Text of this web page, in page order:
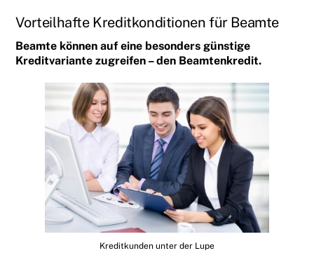
Vorteilhafte Kreditkonditionen für Beamte
Beamte können auf eine besonders günstige
Kreditvariante zugreifen – den Beamtenkredit.
Kreditkunden unter der Lupe